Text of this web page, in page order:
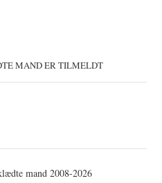
MAND ER TILMELDT
mand 2008-2026